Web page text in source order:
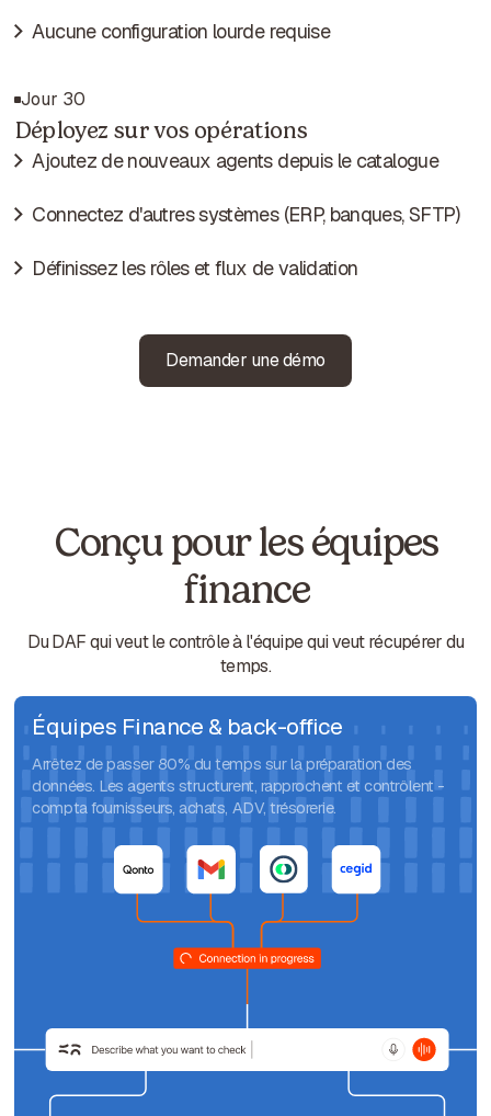
Aucune configuration lourde requise
Jour 30
Déployez sur vos opérations
Ajoutez de nouveaux agents depuis le catalogue
Connectez d'autres systèmes (ERP, banques, SFTP)
Définissez les rôles et flux de validation
Demander une démo
Conçu pour les équipes
finance
Du DAF qui veut le contrôle à l'équipe qui veut récupérer du
temps.
Équipes Finance & back-office
Arrêtez de passer 80% du temps sur la préparation des
données. Les agents structurent, rapprochent et contrôlent -
compta fournisseurs, achats, ADV, trésorerie.